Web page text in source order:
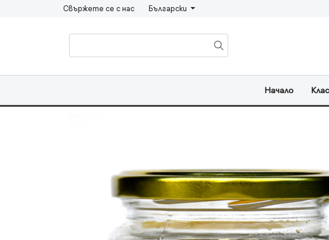
Свържете се с нас Български
Начало